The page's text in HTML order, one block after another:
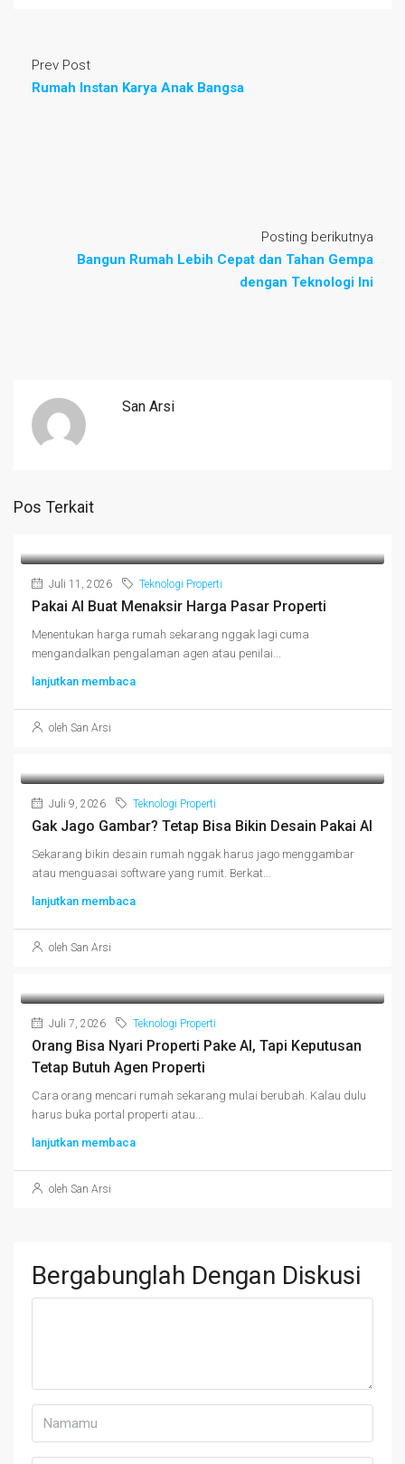
Prev Post
Rumah Instan Karya Anak Bangsa
Posting berikutnya
Bangun Rumah Lebih Cepat dan Tahan Gempa
dengan Teknologi Ini
San Arsi
Pos Terkait
Juli 11, 2026 Teknologi Properti
Pakai AI Buat Menaksir Harga Pasar Properti
Menentukan harga rumah sekarang nggak lagi cuma
mengandalkan pengalaman agen atau penilai...
lanjutkan membaca
oleh San Arsi
Juli 9, 2026 Teknologi Properti
Gak Jago Gambar? Tetap Bisa Bikin Desain Pakai AI
Sekarang bikin desain rumah nggak harus jago menggambar
atau menguasai software yang rumit. Berkat...
lanjutkan membaca
oleh San Arsi
Juli 7, 2026 Teknologi Properti
Orang Bisa Nyari Properti Pake AI, Tapi Keputusan
Tetap Butuh Agen Properti
Cara orang mencari rumah sekarang mulai berubah. Kalau dulu
harus buka portal properti atau...
lanjutkan membaca
oleh San Arsi
Bergabunglah Dengan Diskusi